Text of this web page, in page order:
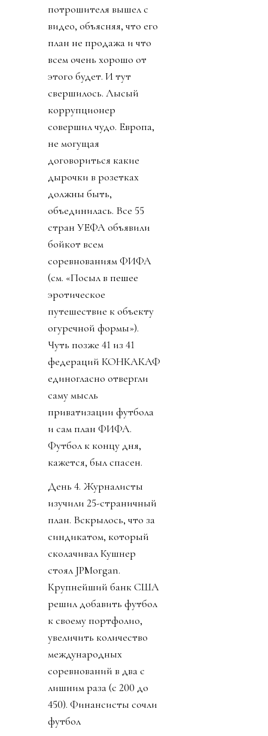
потрошителя вышел с
видео, объясняя, что его
план не продажа и что
всем очень хорошо от
этого будет. И тут
свершилось. Лысый
коррупционер
совершил чудо. Европа,
не могущая
договориться какие
дырочки в розетках
должны быть,
объединилась. Все 55
стран УЕФА объявили
бойкот всем
соревнованиям ФИФА
(см. «Посыл в пешее
эротическое
путешествие к объекту
огуречной формы»).
Чуть позже 41 из 41
федераций КОНКАКАФ
единогласно отвергли
саму мысль
приватизации футбола
и сам план ФИФА.
Футбол к концу дня,
кажется, был спасен.
День 4. Журналисты
изучили 25-страничный
план. Вскрылось, что за
синдикатом, который
сколачивал Кушнер
стоял JPMorgan.
Крупнейший банк США
решил добавить футбол
к своему портфолио,
увеличить количество
международных
соревнований в два с
лишним раза (с 200 до
450). Финансисты сочли
футбол